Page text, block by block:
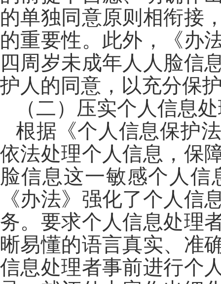
的单独同意原则相衔接
的重要性。此外，《办
四周岁未成年人人脸信
护人的同意，以充分保
（二）压实个人信息
根据《个人信息保护
依法处理个人信息，保
脸信息这一敏感个人
《办法》强化了个人信
务。要求个人信息处理
晰易懂的语言真实、准
信息处理者事前进行个